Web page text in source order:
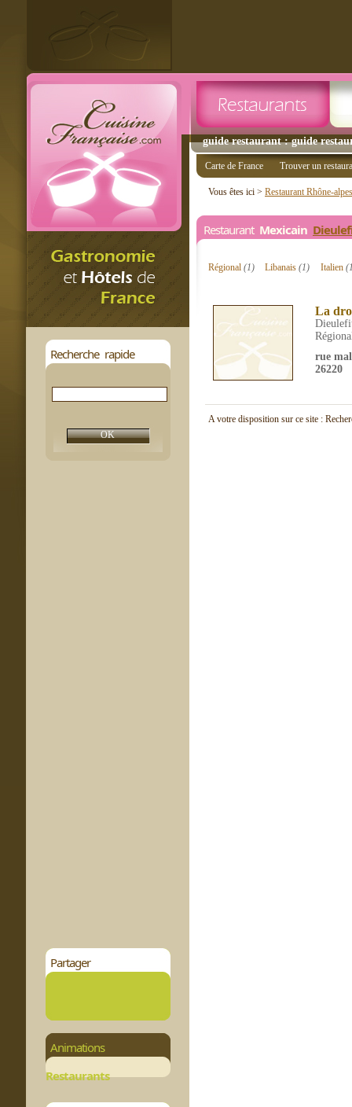
guide restaurant : guide
Recherche rapide
Partager
Animations
Restaurants
Carte de France Trouver un
Vous êtes ici > Restaurant Rhône-alpes
Restaurant Mexicain
Régional (1) Libanais(1) Italien
La
rue
26220
A votre disposition sur ce site :